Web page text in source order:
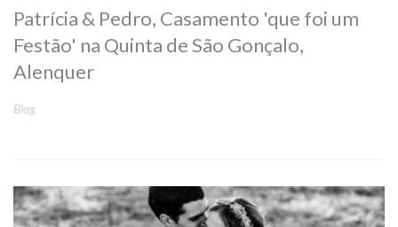
Patrícia & Pedro, Casamento 'que foi um
Festão' na Quinta de São Gonçalo,
Alenquer
Blog